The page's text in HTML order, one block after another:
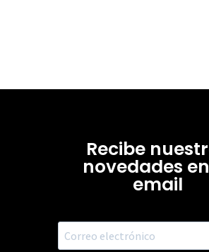
Recibe
novedades
email